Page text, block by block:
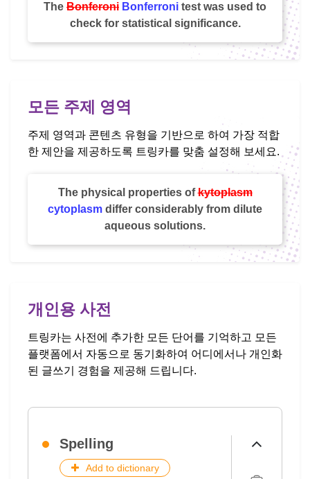
The Bonferoni Bonferroni test was used to
check for statistical significance.
모든 주제 영역
주제 영역과 콘텐츠 유형을 기반으로 하여 가장 적합
한 제안을 제공하도록 트링카를 맞춤 설정해 보세요.
The physical properties ofkytoplasm
cytoplasm differ considerably from dilute
aqueous solutions.
개인용 사전
트링카는 사전에 추가한 모든 단어를 기억하고 모든
플랫폼에서 자동으로 동기화하여 어디에서나 개인화
된 글쓰기 경험을 제공해 드립니다.
Spelling
Add to dictionary